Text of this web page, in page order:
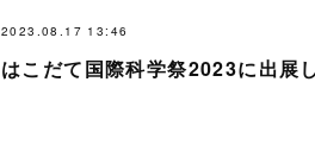
2023.08.17 13:46
はこだて国際科学祭2023に出展